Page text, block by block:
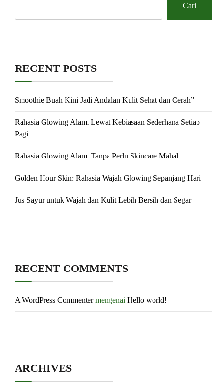
Cari
RECENT POSTS
Smoothie Buah Kini Jadi Andalan Kulit Sehat dan Cerah”
Rahasia Glowing Alami Lewat Kebiasaan Sederhana Setiap
Pagi
Rahasia Glowing Alami Tanpa Perlu Skincare Mahal
Golden Hour Skin: Rahasia Wajah Glowing Sepanjang Hari
Jus Sayur untuk Wajah dan Kulit Lebih Bersih dan Segar
RECENT COMMENTS
A WordPress Commentermengenai Hello world!
ARCHIVES